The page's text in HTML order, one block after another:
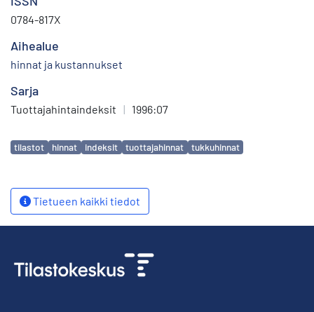
0784-817X
Aihealue
hinnat ja kustannukset
Sarja
Tuottajahintaindeksit | 1996:07
Avainsanat
tilastot hinnat indeksit tuottajahinnat tukkuhinnat
Tietueen kaikki tiedot